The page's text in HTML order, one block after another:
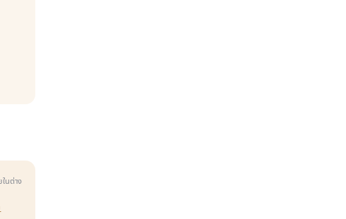
นต่าง